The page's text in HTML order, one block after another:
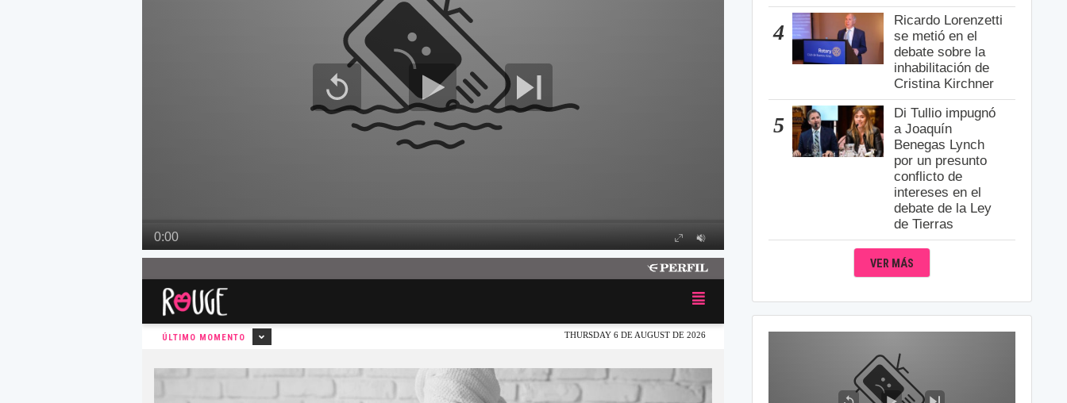
4
Ricardo Lorenzetti
se metió en el
debate sobre la
inhabilitación de
Cristina Kirchner
5
Di Tullio impugnó
a Joaquín
Benegas Lynch
por un presunto
conflicto de
intereses en el
debate de la Ley
de Tierras
VER MÁS